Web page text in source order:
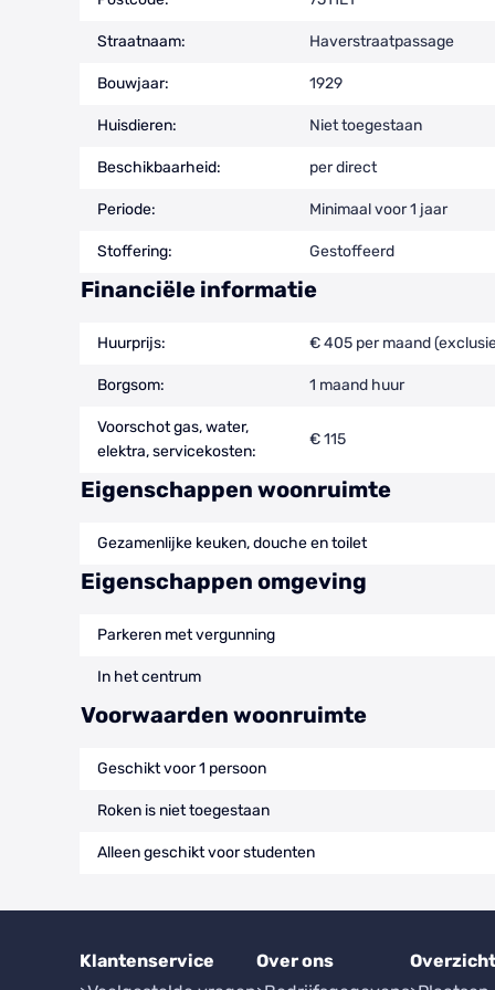
Straatnaam: Haverstraatpassage
Bouwjaar: 1929
Huisdieren: Niet toegestaan
Beschikbaarheid: per direct
Periode: Minimaal voor 1 jaar
Stoffering: Gestoffeerd
Financiële informatie
Huurprijs: € 405 per maand
Borgsom: 1 maand huur
Voorschot gas, water,
elektra, servicekosten:
€ 115
Eigenschappen woonruimte
Gezamenlijke keuken, douche en toilet
Eigenschappen omgeving
Parkeren met vergunning
In het centrum
Voorwaarden woonruimte
Geschikt voor 1 persoon
Roken is niet toegestaan
Alleen geschikt voor studenten
Klantenservice
Over ons